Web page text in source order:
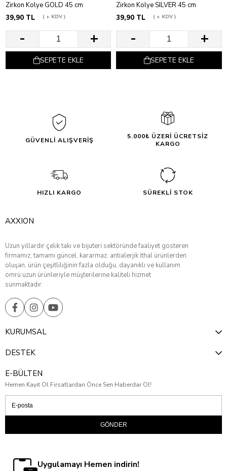
Zirkon Kolye GOLD 45 cm
39,90 TL
+ KDV
SEPETE EKLE
Zirkon Kolye SILVER 45 cm
39,90 TL
+ KDV
SEPETE EKLE
GÜVENLİ ALIŞVERİŞ
5.000₺ ÜZERİ ÜCRETSİZ
KARGO
HIZLI KARGO SÜREKLİ STOK
AXXION
Uzun yıllardır çelik takı ve bijuteri sektöründe faaliyet gösteren
firmamız; tamamı güncel, kararmaz, antialerjik ithal ürünlerden
oluşan, ürün çeşitliliğinin fazla olduğu, dayanıklı ve kullanım
ömrü uzun ürünleriyle müşterilerine kaliteli hizmet
sunmaktadır.
KURUMSAL
DESTEK
E-BÜLTEN
Hemen Kayıt Ol Fırsatlardan Önce Sen Haberdar Ol!
GÖNDER
Uygulamayı Hemen indirin!